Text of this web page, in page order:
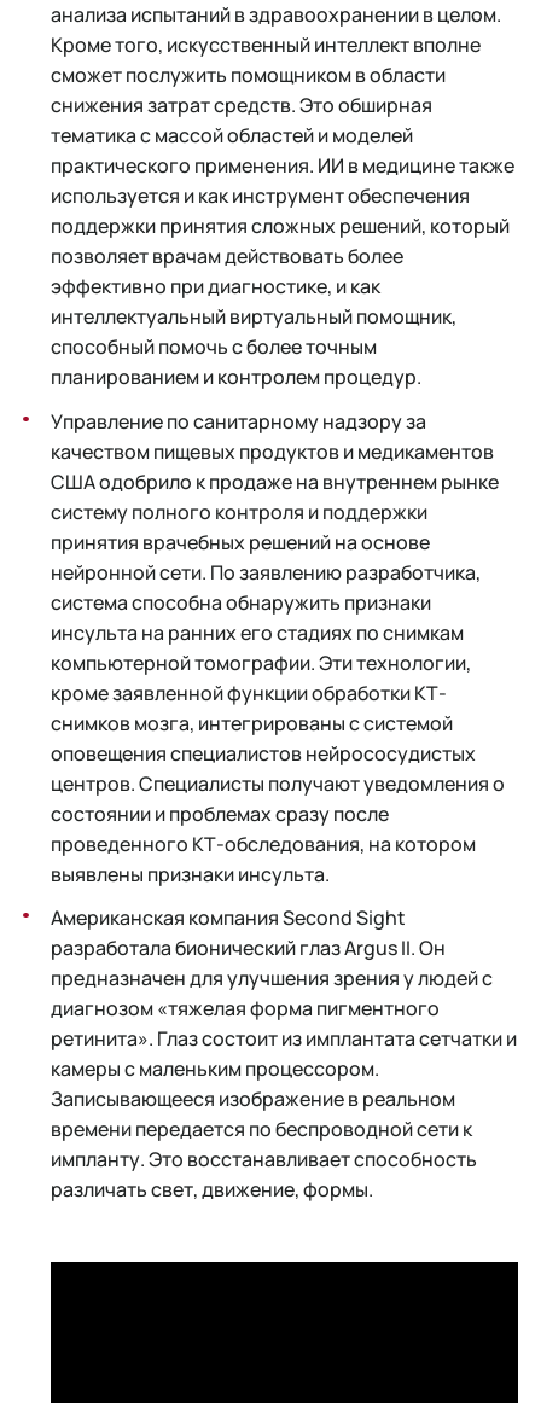
анализа испытаний в здравоохранении в целом.
Кроме того, искусственный интеллект вполне
сможет послужить помощником в области
снижения затрат средств. Это обширная
тематика с массой областей и моделей
практического применения. ИИ в медицине также
используется и как инструмент обеспечения
поддержки принятия сложных решений, который
позволяет врачам действовать более
эффективно при диагностике, и как
интеллектуальный виртуальный помощник,
способный помочь с более точным
планированием и контролем процедур.
Управление по санитарному надзору за
качеством пищевых продуктов и медикаментов
США одобрило к продаже на внутреннем рынке
систему полного контроля и поддержки
принятия врачебных решений на основе
нейронной сети. По заявлению разработчика,
система способна обнаружить признаки
инсульта на ранних его стадиях по снимкам
компьютерной томографии. Эти технологии,
кроме заявленной функции обработки КТ-
снимков мозга, интегрированы с системой
оповещения специалистов нейрососудистых
центров. Специалисты получают уведомления о
состоянии и проблемах сразу после
проведенного КТ-обследования, на котором
выявлены признаки инсульта.
Американская компания Second Sight
разработала бионический глаз Argus II. Он
предназначен для улучшения зрения у людей с
диагнозом «тяжелая форма пигментного
ретинита». Глаз состоит из имплантата сетчатки и
камеры с маленьким процессором.
Записывающееся изображение в реальном
времени передается по беспроводной сети к
импланту. Это восстанавливает способность
различать свет, движение, формы.